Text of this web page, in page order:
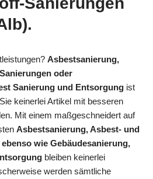
Asbestsanierung,
oder
Sanierung und Entsorgung ist
keinerlei Artikel mit besseren
Mit einem maßgeschneidert auf
Asbestsanierung, Asbest- und
wie Gebäudesanierung,
bleiben keinerlei
werden sämtliche